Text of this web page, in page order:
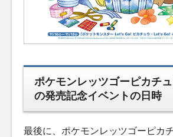
ポケモンレッツゴーピカチ
の発売記念イベントの日時
最後に、ポケモンレッツゴーピカ